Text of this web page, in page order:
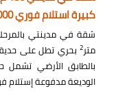
كبيرة استلام فوري 2,250,000 ج
شقة في مدينتي
متر2
بالطابق الأرضي تشمل
الوديعة مدفوعة إستلام فوري